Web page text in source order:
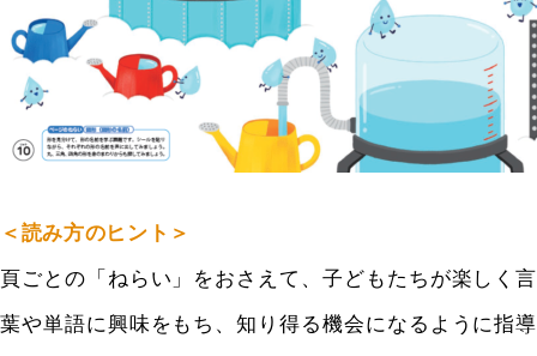
＜読み方のヒント＞
頁ごとの「ねらい」をおさえて、子どもたちが楽しく言
葉や単語に興味をもち、知り得る機会になるように指導